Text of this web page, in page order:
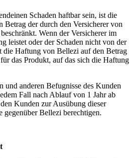
Schaden haftbar sein, ist die
der durch den Versicherer von
Wenn der Versicherer im
leistet oder der Schaden nicht von der
die Haftung von Bellezi auf den Betrag
das Produkt, auf das sich die Haftung
und anderen Befugnisse des Kunden
Fall nach Ablauf von 1 Jahr ab
Kunden zur Ausübung dieser
gegenüber Bellezi berechtigen.